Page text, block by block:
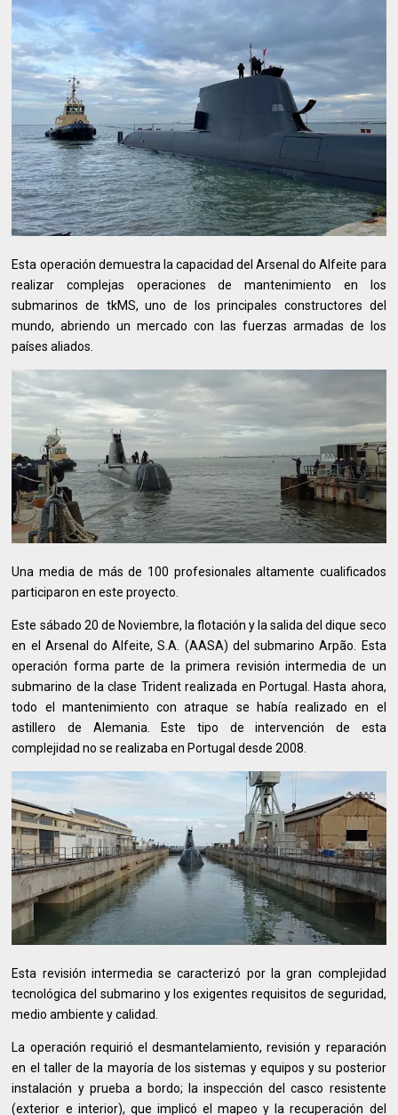
Esta operación demuestra la capacidad del Arsenal do Alfeite para
realizar complejas operaciones de mantenimiento en los
submarinos de tkMS, uno de los principales constructores del
mundo, abriendo un mercado con las fuerzas armadas de los
países aliados.
Una media de más de 100 profesionales altamente cualificados
participaron en este proyecto.
Este sábado 20 de Noviembre, la flotación y la salida del dique seco
en el Arsenal do Alfeite, S.A. (AASA) del submarino Arpão. Esta
operación forma parte de la primera revisión intermedia de un
submarino de la clase Trident realizada en Portugal. Hasta ahora,
todo el mantenimiento con atraque se había realizado en el
astillero de Alemania. Este tipo de intervención de esta
complejidad no se realizaba en Portugal desde 2008.
Esta revisión intermedia se caracterizó por la gran complejidad
tecnológica del submarino y los exigentes requisitos de seguridad,
medio ambiente y calidad.
La operación requirió el desmantelamiento, revisión y reparación
en el taller de la mayoría de los sistemas y equipos y su posterior
instalación y prueba a bordo; la inspección del casco resistente
(exterior e interior), que implicó el mapeo y la recuperación del